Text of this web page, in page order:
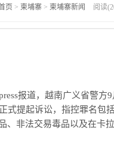
页 > 柬埔寨 > 柬埔寨新闻 阅读(
报道，越南广义省警方
式提起诉讼，指控罪名包
、非法交易毒品以及在卡